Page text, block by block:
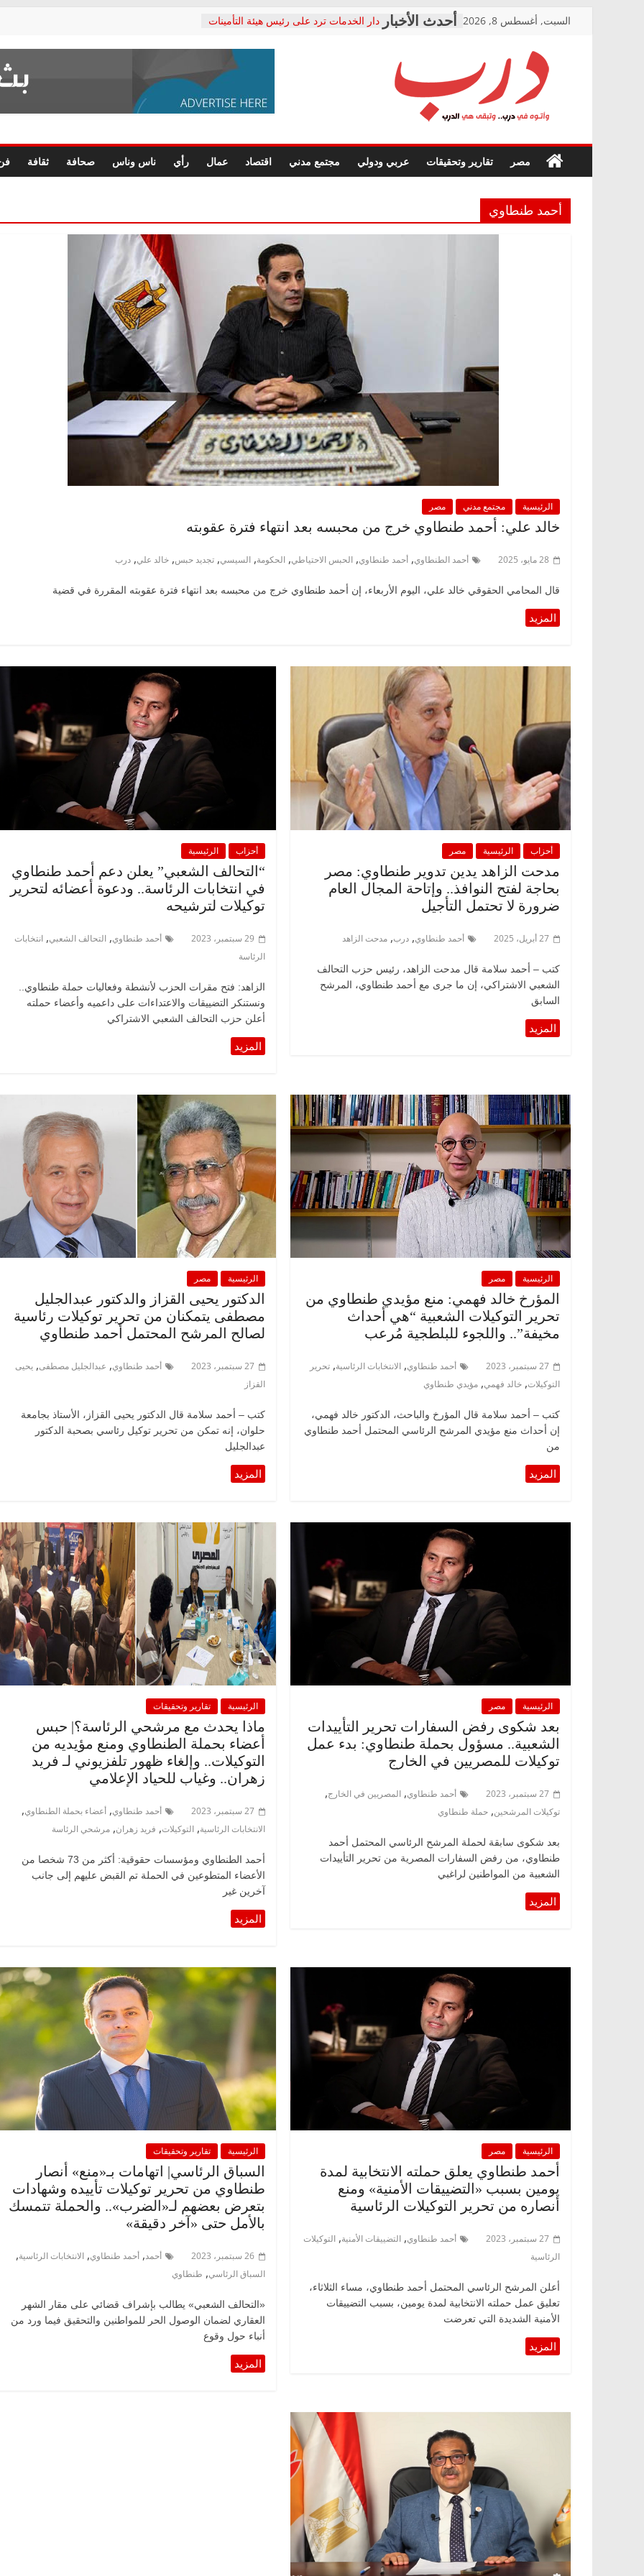
السبت, أغسطس 8, 2026
دار الخدمات ترد على رئيس هيئة التأمينات
معاناة أصحاب المعاشات.. ونطالب بكشف
فرحات سليمان يكتب: القطاع الصحي إلى
حزب التحالف الشعبي يطلق لجنة “الحق
صور .. اعتماد الرسومات النهائية للقرار
الوزاري لمدينة الصحفيين.. وانتهاء أعمال
إنشاء المبنى الإداري
قرينة البراءة وضمانات المحاكمة العادلة
حق أصيل
درب
في
درب..
هي
الدرب
مصر تقارير وتحقيقات عربي ودولي مجتمع مدني اقتصاد عمال رأي ناس وناس صحافة ثقافة
أحمد طنطاوي
الرئيسية مجتمع مدني مصر
خالد علي: أحمد طنطاوي خرج من محبسه بعد انتهاء فترة عقوبته
28 مايو، 2025 أحمد الطنطاوي, أحمد طنطاوي, الحبس الاحتياطي, الحكومة, السيسي, تجديد حبس, خالد علي, درب
قال المحامي الحقوقي خالد علي، اليوم الأربعاء، إن أحمد طنطاوي خرج من محبسه بعد انتهاء فترة عقوبته المقررة في قضية
أحزاب الرئيسية مصر
مدحت الزاهد يدين تدوير طنطاوي: مصر
بحاجة لفتح النوافذ.. وإتاحة المجال العام
ضرورة لا تحتمل التأجيل
27 أبريل، 2025 أحمد طنطاوي, درب, مدحت الزاهد
كتب – أحمد سلامة قال مدحت الزاهد، رئيس حزب التحالف
الشعبي الاشتراكي، إن ما جرى مع أحمد طنطاوي، المرشح
السابق
أحزاب الرئيسية
“التحالف الشعبي” يعلن دعم أحمد طنطاوي
في انتخابات الرئاسة.. ودعوة أعضائه لتحرير
توكيلات لترشيحه
29 سبتمبر، 2023 أحمد طنطاوي,التحالف الشعبي,انتخابات
الرئاسة
الزاهد: فتح مقرات الحزب لأنشطة وفعاليات حملة طنطاوي..
ونستنكر التضييقات والاعتداءات على داعميه وأعضاء حملته
أعلن حزب التحالف الشعبي الاشتراكي
الرئيسية مصر
المؤرخ خالد فهمي: منع مؤيدي طنطاوي من
تحرير التوكيلات الشعبية “هي أحداث
مخيفة”.. واللجوء للبلطجية مُرعب
27 سبتمبر، 2023 أحمد طنطاوي, الانتخابات الرئاسية, تحرير
التوكيلات, خالد فهمي, مؤيدي طنطاوي
كتب – أحمد سلامة قال المؤرخ والباحث، الدكتور خالد فهمي،
إن أحداث منع مؤيدي المرشح الرئاسي المحتمل أحمد طنطاوي
من
الرئيسية مصر
الدكتور يحيى القزاز والدكتور عبدالجليل
مصطفى يتمكنان من تحرير توكيلات رئاسية
لصالح المرشح المحتمل أحمد طنطاوي
27 سبتمبر، 2023 أحمد طنطاوي, عبدالجليل مصطفى,يحيى
القزاز
كتب – أحمد سلامة قال الدكتور يحيى القزاز، الأستاذ بجامعة
حلوان، إنه تمكن من تحرير توكيل رئاسي بصحبة الدكتور
عبدالجليل
الرئيسية مصر
بعد شكوى رفض السفارات تحرير التأييدات
الشعبية.. مسؤول بحملة طنطاوي: بدء عمل
توكيلات للمصريين في الخارج
27 سبتمبر، 2023 أحمد طنطاوي, المصريين في الخارج,
توكيلات المرشحين, حملة طنطاوي
بعد شكوى سابقة لحملة المرشح الرئاسي المحتمل أحمد
طنطاوي، من رفض السفارات المصرية من تحرير التأييدات
الشعبية من المواطنين لراغبي
الرئيسية تقارير وتحقيقات
ماذا يحدث مع مرشحي الرئاسة؟| حبس
أعضاء بحملة الطنطاوي ومنع مؤيديه من
التوكيلات.. وإلغاء ظهور تلفزيوني لـ فريد
زهران.. وغياب للحياد الإعلامي
27 سبتمبر، 2023 أحمد طنطاوي,أعضاء بحملة الطنطاوي,
الانتخابات الرئاسية,التوكيلات, فريد زهران,مرشحي الرئاسة
أحمد الطنطاوي ومؤسسات حقوقية: أكثر من 73 شخصا من
الأعضاء المتطوعين في الحملة تم القبض عليهم إلى جانب
آخرين غير
الرئيسية مصر
أحمد طنطاوي يعلق حملته الانتخابية لمدة
يومين بسبب «التضييقات الأمنية» ومنع
أنصاره من تحرير التوكيلات الرئاسية
27 سبتمبر، 2023 أحمد طنطاوي, التضييقات الأمنية, التوكيلات
الرئاسية
أعلن المرشح الرئاسي المحتمل أحمد طنطاوي، مساء الثلاثاء،
تعليق عمل حملته الانتخابية لمدة يومين، بسبب التضييقات
الأمنية الشديدة التي تعرضت
الرئيسية تقارير وتحقيقات
السباق الرئاسي| اتهامات بـ«منع» أنصار
طنطاوي من تحرير توكيلات تأييده وشهادات
بتعرض بعضهم لـ«الضرب».. والحملة تتمسك
بالأمل حتى «آخر دقيقة»
26 سبتمبر، 2023 أحمد,أحمد طنطاوي,الانتخابات الرئاسية,
السباق الرئاسي, طنطاوي
«التحالف الشعبي» يطالب بإشراف قضائي على مقار الشهر
العقاري لضمان الوصول الحر للمواطنين والتحقيق فيما ورد من
أنباء حول وقوع
الرئيسية مصر
مقعد شاغر على مائدة الإفطار..
حسين عبدالهادي فارس مقاومة
الخصخصة الذي دافع عن المال العام
الرئيسية مصر
في ذكرى رحيله.. د. نور فرحات فقيه
قانوني دافع عن قضايا الوطن وانحاز
للحرية (بروفايل)
26 يناير، 2026
د. عبدالخالق فاروق.. خبير اقتصادي
يحتفل بذكرى ميلاده وحيداً على أبواب